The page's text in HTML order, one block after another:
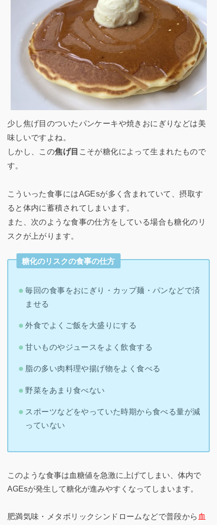
少し焦げ目のついたパンケーキや焼きおにぎりなどは美
味しいですよね。
しかし、この焦げ目 こそが糖化によって生まれたもので
す。
こういった食事にはAGEsが多く含まれていて、摂取す
ると体内に蓄積されてしまいます。
また、次のような食事の仕方をしている場合も糖化のリ
スクが上がります。
糖化のリスクの食事の仕方
毎回の食事をおにぎり・カップ麺・パンなどで済
ませる
外食でよくご飯を大盛りにする
甘いものやジュースをよく飲食する
脂の多い肉料理や揚げ物をよく食べる
野菜をあまり食べない
スポーツなどをやっていた時期から食べる量が減
っていない
このような食事は血糖値を急激に上げてしまい、体内で
AGEsが発生して糖化が進みやすくなってしまいます。
肥満気味・メタボリックシンドロームなどで普段から 血